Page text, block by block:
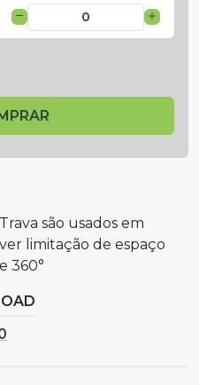
são usados em
limitação de espaço
360°